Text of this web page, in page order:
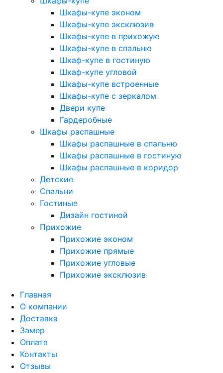
Шкафы-купе эконом
Шкафы-купе эксклюзив
Шкафы-купе в прихожую
Шкафы-купе в спальню
Шкаф-купе в гостиную
Шкаф-купе угловой
Шкафы-купе встроенные
Шкафы-купе с зеркалом
Двери купе
Гардеробные
Шкафы распашные
Шкафы распашные в спальню
Шкафы распашные в гостиную
Шкафы распашные в коридор
Детские
Спальни
Гостиные
Дизайн гостиной
Прихожие
Прихожие эконом
Прихожие прямые
Прихожие угловые
Прихожие эксклюзив
Главная
О компании
Доставка
Замер
Оплата
Контакты
Отзывы